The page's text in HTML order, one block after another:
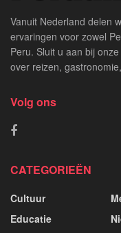
Vanuit Nederland delen
ervaringen voor zowel
Peru. Sluit u aan bij
over reizen,
Volg ons
CATEGORIEËN
Cultuur
Educatie